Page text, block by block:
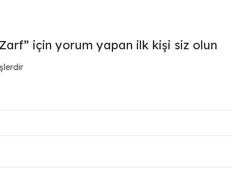
için yorum yapan ilk kişi siz olun